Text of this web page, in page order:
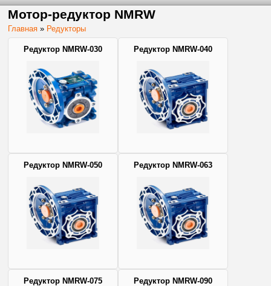
Мотор-редуктор NMRW
Главная » Редукторы
Редуктор NMRW-030 Редуктор NMRW-040
Редуктор NMRW-050 Редуктор NMRW-063
Редуктор NMRW-075 Редуктор NMRW-090